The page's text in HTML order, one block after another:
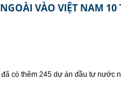
VÀO VIỆT NAM 10
có thêm 245 dự án đầu tư nước